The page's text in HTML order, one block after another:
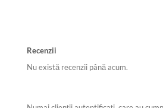
Recenzii
Nu există recenzii până acum.